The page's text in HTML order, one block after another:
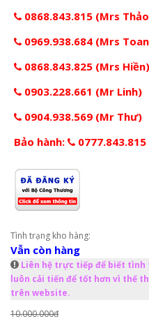
0868.843.815 (Mrs
0969.938.684 (Mrs
0868.843.825 (Mrs Hiền)
0903.228.661 (Mr Linh)
0904.938.569 (Mr Thư)
Bảo hành:
0777.843.815
Tình trạng kho hàng:
Vẫn còn hàng
Liên hệ trực tiếp để biết tình
luôn cải tiến để tốt hơn vì thế
trên website.
10.000.000đ